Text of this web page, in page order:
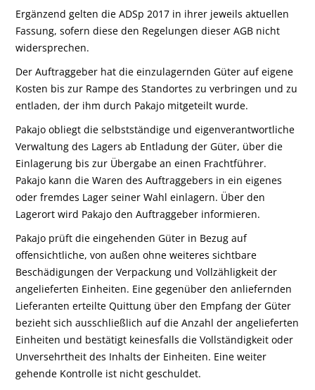
Ergänzend gelten die ADSp 2017 in ihrer jeweils aktuellen
Fassung, sofern diese den Regelungen dieser AGB nicht
widersprechen.
Der Auftraggeber hat die einzulagernden Güter auf eigene
Kosten bis zur Rampe des Standortes zu verbringen und zu
entladen, der ihm durch Pakajo mitgeteilt wurde.
Pakajo obliegt die selbstständige und eigenverantwortliche
Verwaltung des Lagers ab Entladung der Güter, über die
Einlagerung bis zur Übergabe an einen Frachtführer.
Pakajo kann die Waren des Auftraggebers in ein eigenes
oder fremdes Lager seiner Wahl einlagern. Über den
Lagerort wird Pakajo den Auftraggeber informieren.
Pakajo prüft die eingehenden Güter in Bezug auf
offensichtliche, von außen ohne weiteres sichtbare
Beschädigungen der Verpackung und Vollzähligkeit der
angelieferten Einheiten. Eine gegenüber den anliefernden
Lieferanten erteilte Quittung über den Empfang der Güter
bezieht sich ausschließlich auf die Anzahl der angelieferten
Einheiten und bestätigt keinesfalls die Vollständigkeit oder
Unversehrtheit des Inhalts der Einheiten. Eine weiter
gehende Kontrolle ist nicht geschuldet.